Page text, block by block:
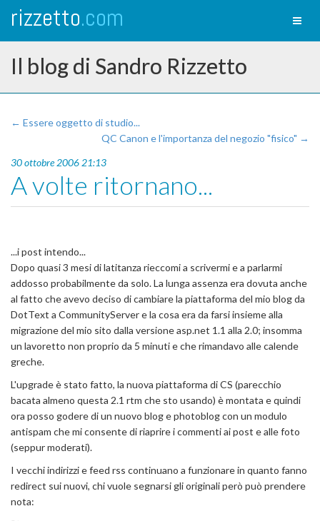
rizzetto.com
Il blog di Sandro Rizzetto
← Essere oggetto di studio...
QC Canon e l'importanza del negozio "fisico" →
30 ottobre 2006 21:13
A volte ritornano...
...i post intendo...
Dopo quasi 3 mesi di latitanza rieccomi a scrivermi e a parlarmi
addosso probabilmente da solo. La lunga assenza era dovuta anche
al fatto che avevo deciso di cambiare la piattaforma del mio blog da
DotText a CommunityServer e la cosa era da farsi insieme alla
migrazione del mio sito dalla versione asp.net 1.1 alla 2.0; insomma
un lavoretto non proprio da 5 minuti e che rimandavo alle calende
greche.
L'upgrade è stato fatto, la nuova piattaforma di CS (parecchio
bacata almeno questa 2.1 rtm che sto usando) è montata e quindi
ora posso godere di un nuovo blog e photoblog con un modulo
antispam che mi consente di riaprire i commenti ai post e alle foto
(seppur moderati).
I vecchi indirizzi e feed rss continuano a funzionare in quanto fanno
redirect sui nuovi, chi vuole segnarsi gli originali però può prendere
nota: